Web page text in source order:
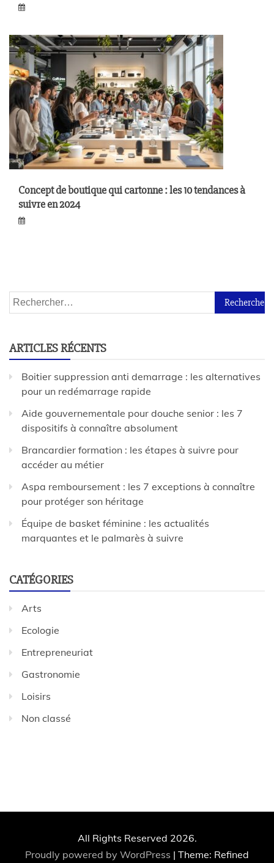
Concept de boutique qui cartonne : les 10 tendances à
suivre en 2024
ARTICLES RÉCENTS
Boitier suppression anti demarrage : les alternatives
pour un redémarrage rapide
Aide gouvernementale pour douche senior : les 7
dispositifs à connaître absolument
Brancardier formation : les étapes à suivre pour
accéder au métier
Aspa remboursement : les 7 exceptions à connaître
pour protéger son héritage
Équipe de basket féminine : les actualités
marquantes et le palmarès à suivre
CATÉGORIES
Arts
Ecologie
Entrepreneuriat
Gastronomie
Loisirs
Non classé
All Rights Reserved 2026.
Proudly powered by WordPress | Theme: Refined